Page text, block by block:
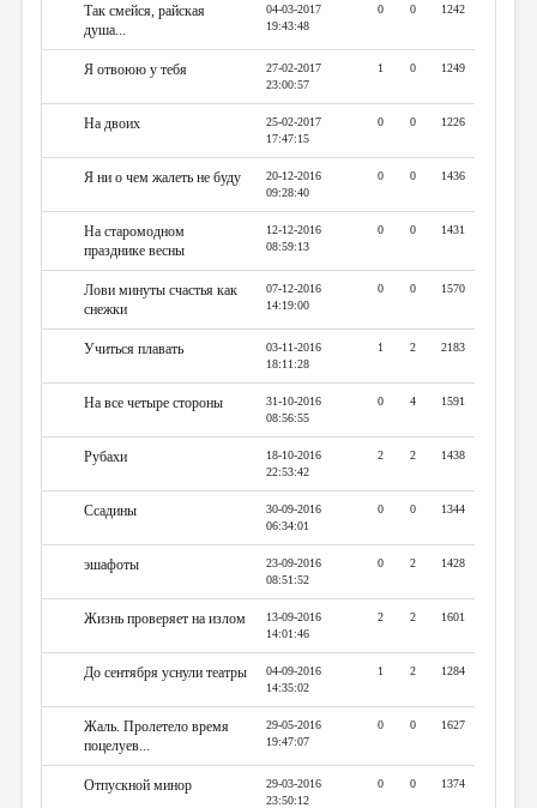
Так смейся, райская
душа...
04-03-2017
19:43:48
0 0 1242
Я отвоюю у тебя
27-02-2017
23:00:57
1 0 1249
На двоих
25-02-2017
17:47:15
0 0 1226
Я ни о чем жалеть не буду
20-12-2016
09:28:40
0 0 1436
На старомодном
празднике весны
12-12-2016
08:59:13
0 0 1431
Лови минуты счастья как
снежки
07-12-2016
14:19:00
0 0 1570
Учиться плавать
03-11-2016
18:11:28
1 2 2183
На все четыре стороны
31-10-2016
08:56:55
0 4 1591
Рубахи
18-10-2016
22:53:42
2 2 1438
Ссадины
30-09-2016
06:34:01
0 0 1344
эшафоты
23-09-2016
08:51:52
0 2 1428
Жизнь проверяет на излом
13-09-2016
14:01:46
2 2 1601
До сентября уснули театры
04-09-2016
14:35:02
1 2 1284
Жаль. Пролетело время
поцелуев...
29-05-2016
19:47:07
0 0 1627
Отпускной минор
29-03-2016
23:50:12
0 0 1374